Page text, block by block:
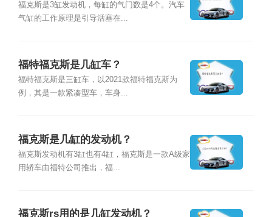
福克斯是3缸发动机，每缸的气门数是4个。汽车
气缸的工作原理是引导活塞在...
福特福克斯是几缸车？
福特福克斯是三缸车，以2021款福特福克斯为
例，其是一款紧凑型车，车身...
福克斯是几缸的发动机？
福克斯发动机有3缸也有4缸，福克斯是一款A级家
用轿车由福特公司推出，福...
福克斯rs用的是几缸发动机？